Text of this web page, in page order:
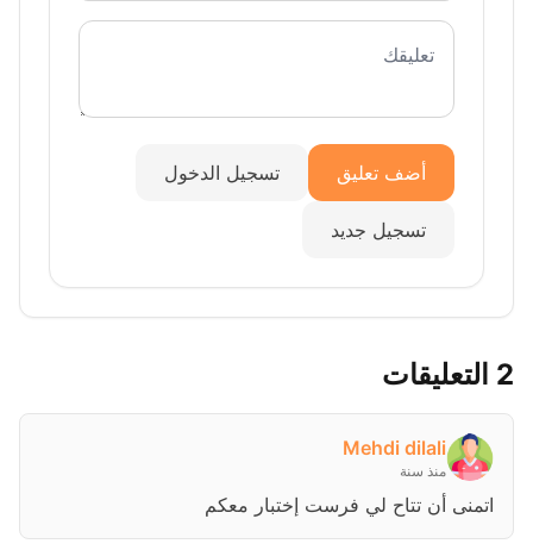
أضف تعليق تسجيل الدخول
تسجيل جديد
2 التعليقات
Mehdi dilali
منذ سنة
اتمنى أن تتاح لي فرست إختبار معكم